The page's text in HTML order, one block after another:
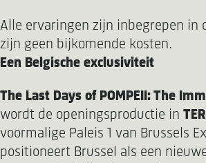
Alle ervaringen zijn inbegrepen in
zijn geen bijkomende kosten.
Een Belgische exclusiviteit
The Last Days of POMPEII: The
wordt de openingsproductie in
voormalige Paleis 1 van Brussels
positioneert Brussel als een